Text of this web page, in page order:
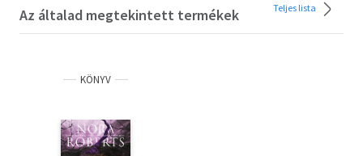
Az általad megtekintett termékek Teljes lista
KÖNYV